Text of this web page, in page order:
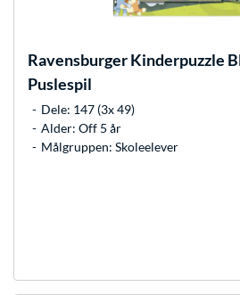
RavensburgerKinderpuzzle
Puslespil
Dele: 147 (3x 49)
Alder: Off 5 år
Målgruppen: Skoleelever